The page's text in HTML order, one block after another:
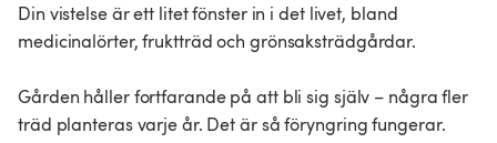
Din vistelse är ett litet fönster in i det livet, bland
medicinalörter, fruktträd och grönsaksträdgårdar.
Gården håller fortfarande på att bli sig själv – några fler
träd planteras varje år. Det är så föryngring fungerar.